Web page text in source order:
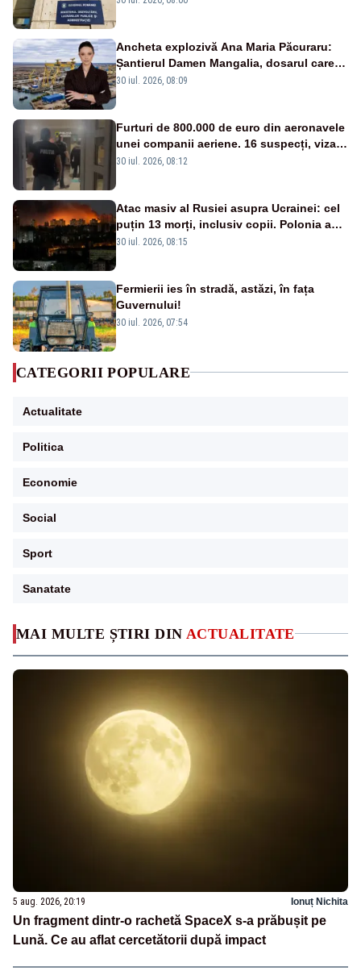
MAI MULTE ȘTIRI DIN ACTUALITATE
5 aug. 2026, 20:19 Ionuț Nichita
Un fragment dintr-o rachetă SpaceX s-a prăbușit pe
Lună. Ce au aflat cercetătorii după impact
Ancheta explozivă Ana Maria Păcuraru:
Șantierul Damen Mangalia, dosarul care
scufundă apărarea României
30 iul. 2026, 08:09
Furturi de 800.000 de euro din aeronavele
unei companii aeriene. 16 suspecți, vizați
de anchetă
30 iul. 2026, 08:12
Atac masiv al Rusiei asupra Ucrainei: cel
puțin 13 morți, inclusiv copii. Polonia a
ridicat avioanele de vânătoare
30 iul. 2026, 08:15
Fermierii ies în stradă, astăzi, în fața
Guvernului!
30 iul. 2026, 07:54
CATEGORII POPULARE
Actualitate
Politica
Economie
Social
Sport
Sanatate